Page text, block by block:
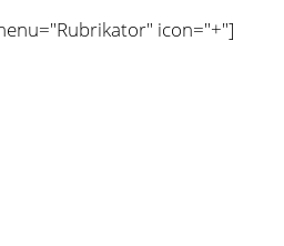
icon="+"]